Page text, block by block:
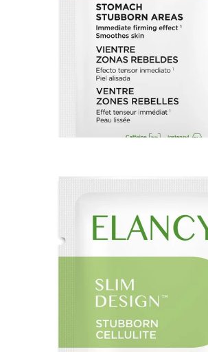
_GIFT_ECHANTILLON OFFERT - SD
AJOUTER AU PANIER